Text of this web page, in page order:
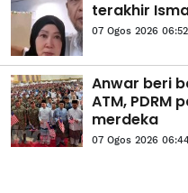
terakhir
07 Ogos 2026
Anwar beri
ATM,
merdeka
07 Ogos 2026